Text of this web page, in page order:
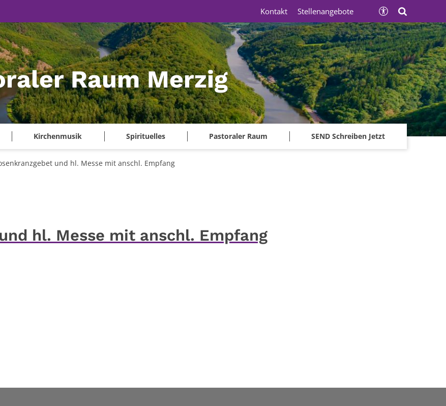
Raum Merzig
Kirchenmusik Spirituelles Pastoraler Raum SEND Schreiben Jetzt
Kontakt Stellenangebote
und hl. Messe mit anschl. Empfang
hl. Messe mit anschl. Empfang